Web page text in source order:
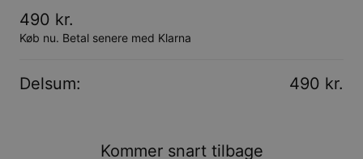
490 kr.
Køb nu. Betal senere med Klarna
Delsum: 490 kr.
Kommer snart tilbage